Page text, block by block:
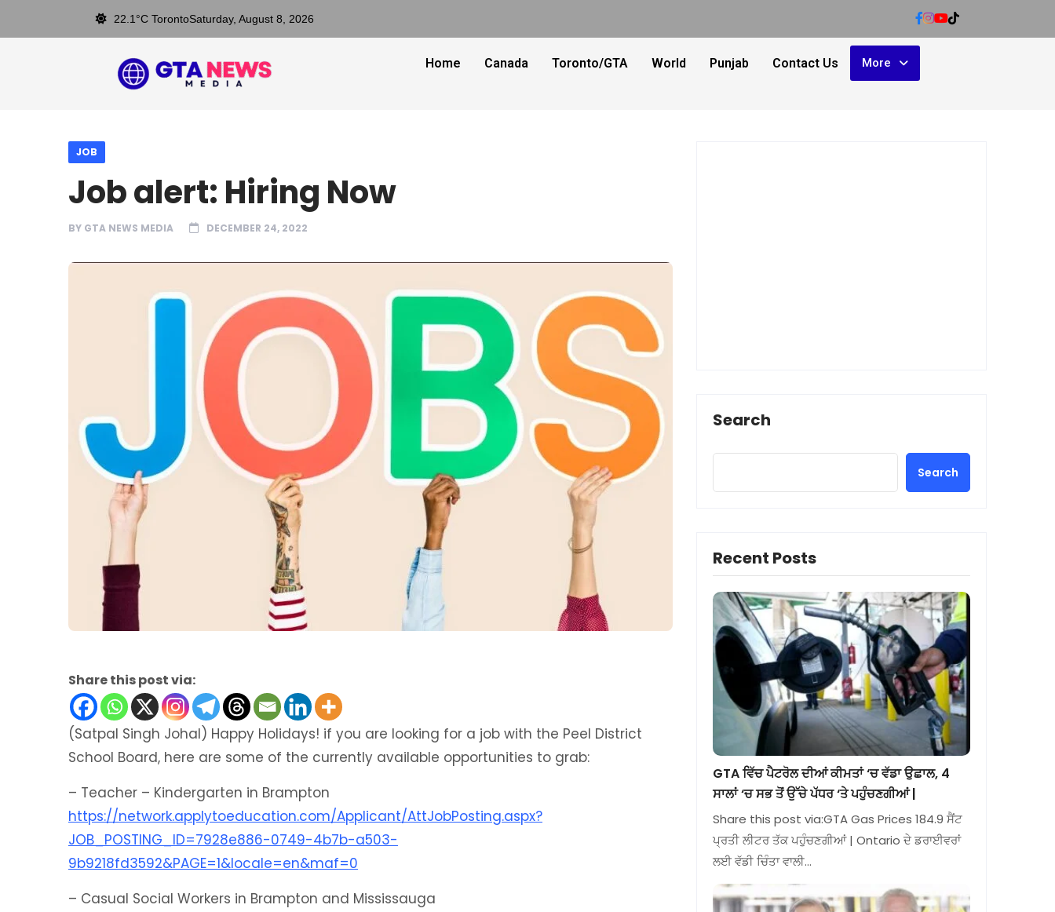
22.1°C TorontoSaturday, August 8, 2026
Home Canada Toronto/GTA World Punjab Contact Us More
JOB
Job alert: Hiring Now
BY GTA NEWS MEDIA DECEMBER 24, 2022
Share this post via:
(Satpal Singh Johal) Happy Holidays! if you are looking for a job with the Peel District
School Board, here are some of the currently available opportunities to grab:
– Teacher – Kindergarten in Brampton
https://network.applytoeducation.com/Applicant/AttJobPosting.aspx?
JOB_POSTING_ID=7928e886-0749-4b7b-a503-
9b9218fd3592&PAGE=1&locale=en&maf=0
– Casual Social Workers in Brampton and Mississauga
Search
Search
Recent Posts
GTA ਵਿੱਚ ਪੈਟਰੋਲ ਦੀਆਂ ਕੀਮਤਾਂ ‘ਚ ਵੱਡਾ ਉਛਾਲ, 4
ਸਾਲਾਂ ‘ਚ ਸਭ ਤੋਂ ਉੱਚੇ ਪੱਧਰ ‘ਤੇ ਪਹੁੰਚਣਗੀਆਂ |
Share this post via:GTA Gas Prices 184.9 ਸੈਂਟ
ਪ੍ਰਤੀ ਲੀਟਰ ਤੱਕ ਪਹੁੰਚਣਗੀਆਂ | Ontario ਦੇ ਡਰਾਈਵਰਾਂ
ਲਈ ਵੱਡੀ ਚਿੰਤਾ ਵਾਲੀ…